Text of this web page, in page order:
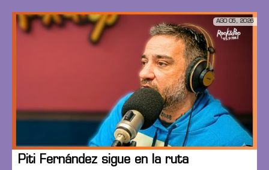
AGO 05, 2026
Piti Fernández sigue en la ruta